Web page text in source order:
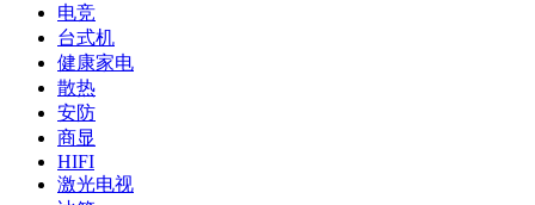
电竞
台式机
健康家电
散热
安防
商显
HIFI
激光电视